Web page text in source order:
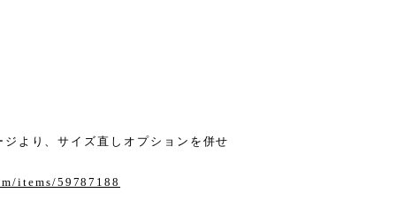
より、サイズ直しオプションを併せ
items/59787188